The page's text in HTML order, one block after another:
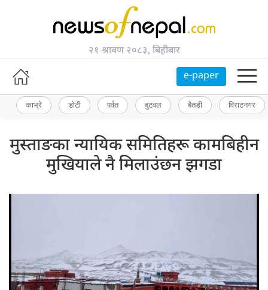
२१ श्रावण २०८३, बिहीबार
e-paper
काभ्रे डोटी पर्वत बुटवल बैतडी विराटनगर
मुस्ताङका न्यायिक समितिहरू कामबिहीन
मुखियाले नै मिलाउंछन झगडा